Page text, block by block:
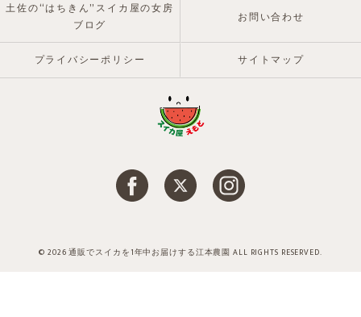
土佐の“はちきん”スイカ屋の女房
ブログ
お問い合わせ
プライバシーポリシー サイトマップ
© 2026 通販でスイカを1年中お届けする江本農園 ALL RIGHTS RESERVED.